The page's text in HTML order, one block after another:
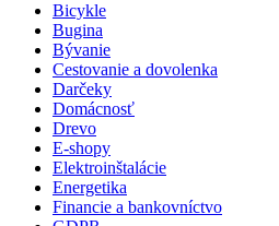
Bicykle
Bugina
Bývanie
Cestovanie a dovolenka
Darčeky
Domácnosť
Drevo
E-shopy
Elektroinštalácie
Energetika
Financie a bankovníctvo